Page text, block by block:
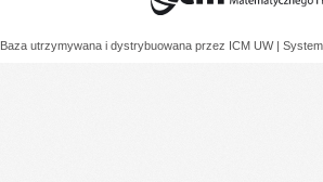
Baza utrzymywana i dystrybuowana przez ICM UW |